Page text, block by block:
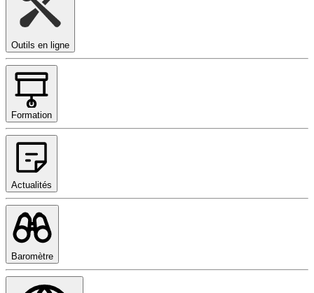
Outils en ligne
Formation
Actualités
Baromètre